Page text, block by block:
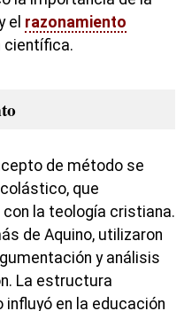
el razonamiento
científica.
de método se
que
la teología cristiana.
de Aquino, utilizaron
y análisis
La estructura
en la educación